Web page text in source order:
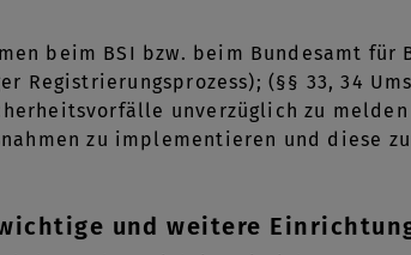
beim BSI bzw. beim Bundesamt
Registrierungsprozess); (§§ 33, 34
unverzüglich zu melden
zu implementieren und diese
und weitere